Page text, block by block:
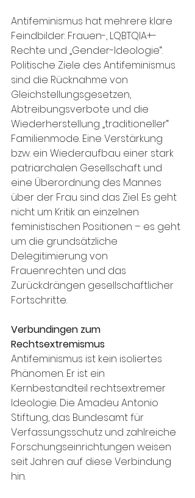
Antifeminismus hat mehrere klare
Feindbilder: Frauen-, LQBTQIA+-
Rechte und „Gender-Ideologie“.
Politische Ziele des Antifeminismus
sind die Rücknahme von
Gleichstellungsgesetzen,
Abtreibungsverbote und die
Wiederherstellung „traditioneller“
Familienmode. Eine Verstärkung
bzw. ein Wiederaufbau einer stark
patriarchalen Gesellschaft und
eine Überordnung des Mannes
über der Frau sind das Ziel. Es geht
nicht um Kritik an einzelnen
feministischen Positionen – es geht
um die grundsätzliche
Delegitimierung von
Frauenrechten und das
Zurückdrängen gesellschaftlicher
Fortschritte.
Verbundingen zum
Rechtsextremismus
Antifeminismus ist kein isoliertes
Phänomen. Er ist ein
Kernbestandteil rechtsextremer
Ideologie. Die Amadeu Antonio
Stiftung, das Bundesamt für
Verfassungsschutz und zahlreiche
Forschungseinrichtungen weisen
seit Jahren auf diese Verbindung
hin.